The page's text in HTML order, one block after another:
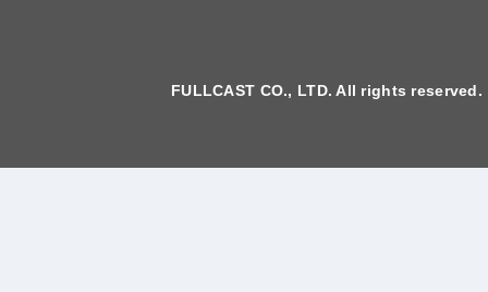
FULLCAST CO., LTD. All rights reserved.